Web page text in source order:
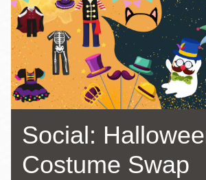
ayuda
a
la
navegación
Social:
Costume Swap